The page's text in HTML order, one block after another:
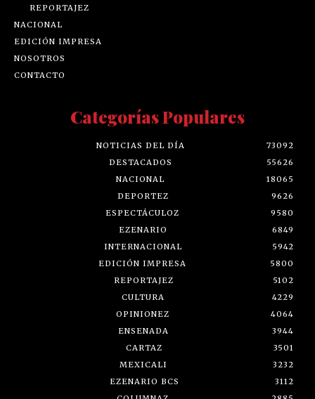
REPORTAJEZ
NACIONAL
EDICIÓN IMPRESA
NOSOTROS
CONTACTO
Categorías Populares
NOTICIAS DEL DÍA
73092
DESTACADOS
55626
NACIONAL
18065
DEPORTEZ
9626
ESPECTÁCULOZ
9580
EZENARIO
6849
INTERNACIONAL
5942
EDICIÓN IMPRESA
5800
REPORTAJEZ
5102
CULTURA
4229
OPINIONEZ
4064
ENSENADA
3944
CARTAZ
3501
MEXICALI
3232
EZENARIO BCS
3112